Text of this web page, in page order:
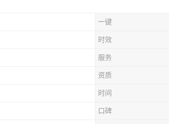
一键
时效
服务
资质
时间
口碑